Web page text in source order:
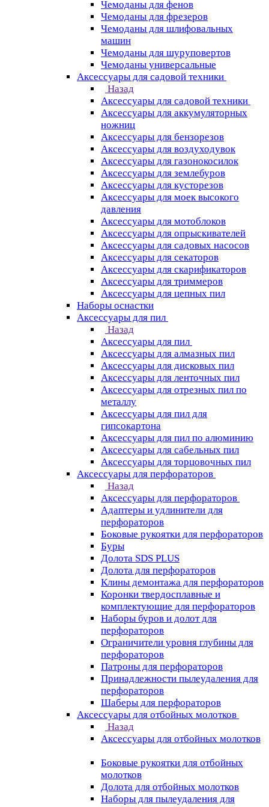
Чемоданы для фенов
Чемоданы для фрезеров
Чемоданы для шлифовальных
машин
Чемоданы для шуруповертов
Чемоданы универсальные
Аксессуары для садовой техники
Назад
Аксессуары для садовой техники
Аксессуары для аккумуляторных
ножниц
Аксессуары для бензорезов
Аксессуары для воздуходувок
Аксессуары для газонокосилок
Аксессуары для землебуров
Аксессуары для кусторезов
Аксессуары для моек высокого
давления
Аксессуары для мотоблоков
Аксессуары для опрыскивателей
Аксессуары для садовых насосов
Аксессуары для секаторов
Аксессуары для скарификаторов
Аксессуары для триммеров
Аксессуары для цепных пил
Наборы оснастки
Аксессуары для пил
Назад
Аксессуары для пил
Аксессуары для алмазных пил
Аксессуары для дисковых пил
Аксессуары для ленточных пил
Аксессуары для отрезных пил по
металлу
Аксессуары для пил для
гипсокартона
Аксессуары для пил по алюминию
Аксессуары для сабельных пил
Аксессуары для торцовочных пил
Аксессуары для перфораторов
Назад
Аксессуары для перфораторов
Адаптеры и удлинители для
перфораторов
Боковые рукоятки для перфораторов
Буры
Долота SDS PLUS
Долота для перфораторов
Клины демонтажа для перфораторов
Коронки твердосплавные и
комплектующие для перфораторов
Наборы буров и долот для
перфораторов
Ограничители уровня глубины для
перфораторов
Патроны для перфораторов
Принадлежности пылеудаления для
перфораторов
Шаберы для перфораторов
Аксессуары для отбойных молотков
Назад
Аксессуары для отбойных молотков
Боковые рукоятки для отбойных
молотков
Долота для отбойных молотков
Наборы для пылеудаления для